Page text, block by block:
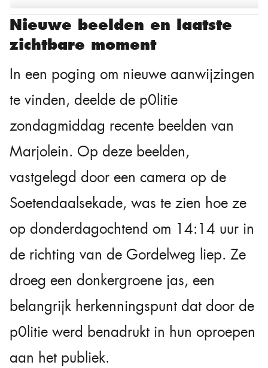
Nieuwe beelden en laatste
zichtbare moment
In een poging om nieuwe aanwijzingen
te vinden, deelde de p0litie
zondagmiddag recente beelden van
Marjolein. Op deze beelden,
vastgelegd door een camera op de
Soetendaalsekade, was te zien hoe ze
op donderdagochtend om 14:14 uur in
de richting van de Gordelweg liep. Ze
droeg een donkergroene jas, een
belangrijk herkenningspunt dat door de
p0litie werd benadrukt in hun oproepen
aan het publiek.